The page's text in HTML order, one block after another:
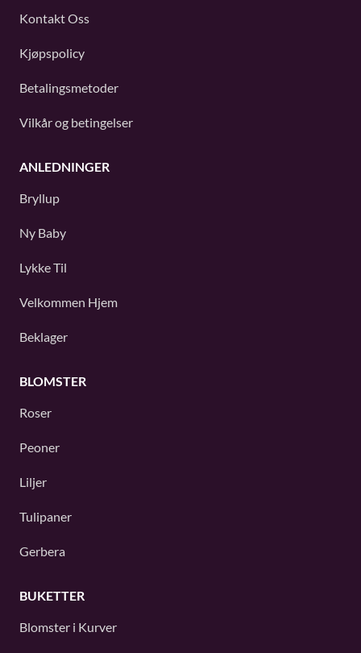
Kontakt Oss
Kjøpspolicy
Betalingsmetoder
Vilkår og betingelser
ANLEDNINGER
Bryllup
Ny Baby
Lykke Til
Velkommen Hjem
Beklager
BLOMSTER
Roser
Peoner
Liljer
Tulipaner
Gerbera
BUKETTER
Blomster i Kurver